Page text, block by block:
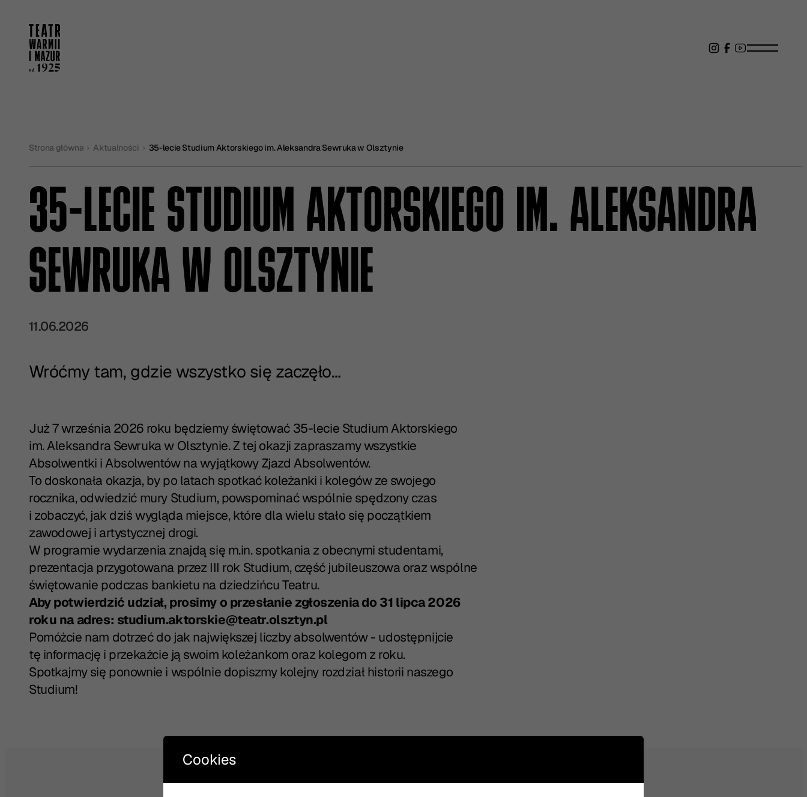
Strona główna Aktualności 35-lecie Studium Aktorskiego im. Aleksandra Sewruka w Olsztynie
35-LECIE STUDIUM AKTORSKIEGO IM. ALEKSANDRA
SEWRUKA W OLSZTYNIE
11.06.2026
Wróćmy tam, gdzie wszystko się zaczęło…
Już 7 września 2026 roku będziemy świętować 35-lecie Studium Aktorskiego
im. Aleksandra Sewruka w Olsztynie. Z tej okazji zapraszamy wszystkie
Absolwentki i Absolwentów na wyjątkowy Zjazd Absolwentów.
To doskonała okazja, by po latach spotkać koleżanki i kolegów ze swojego
rocznika, odwiedzić mury Studium, powspominać wspólnie spędzony czas
i zobaczyć, jak dziś wygląda miejsce, które dla wielu stało się początkiem
zawodowej i artystycznej drogi.
W programie wydarzenia znajdą się m.in. spotkania z obecnymi studentami,
prezentacja przygotowana przez III rok Studium, część jubileuszowa oraz wspólne
świętowanie podczas bankietu na dziedzińcu Teatru.
Aby potwierdzić udział, prosimy o przesłanie zgłoszenia do 31 lipca 2026
roku na adres: studium.aktorskie@teatr.olsztyn.pl
Pomóżcie nam dotrzeć do jak największej liczby absolwentów - udostępnijcie
tę informację i przekażcie ją swoim koleżankom oraz kolegom z roku.
Spotkajmy się ponownie i wspólnie dopiszmy kolejny rozdział historii naszego
Studium!
Cookies